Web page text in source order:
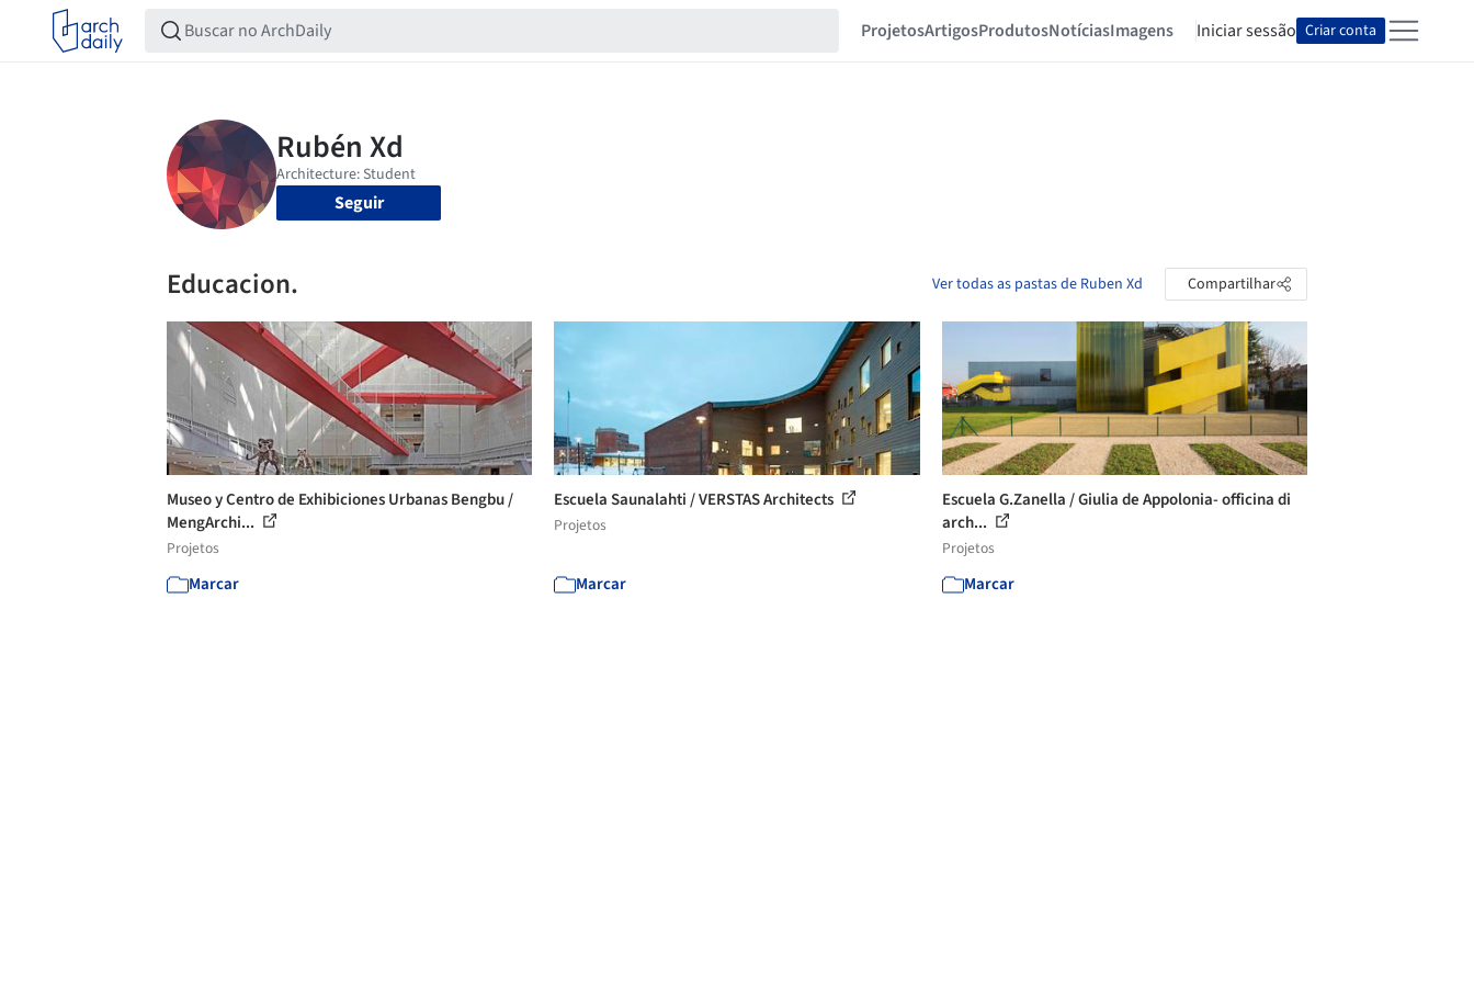
ProjetosArtigosProdutosNotíciasImagens Iniciar sessão Criar conta
Seguir
Educacion. Ver todas as pastas de Ruben Xd Compartilhar
Museo y Centro de Exhibiciones Urbanas Bengbu /
MengArchi...
Projetos
Marcar
Escuela Saunalahti / VERSTAS Architects
Projetos
Marcar
Escuela G.Zanella / Giulia de Appolonia- officina di
arch...
Projetos
Marcar